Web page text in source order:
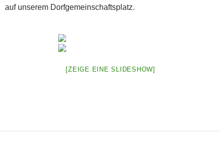
auf unserem Dorfgemeinschaftsplatz.
[ZEIGE EINE SLIDESHOW]